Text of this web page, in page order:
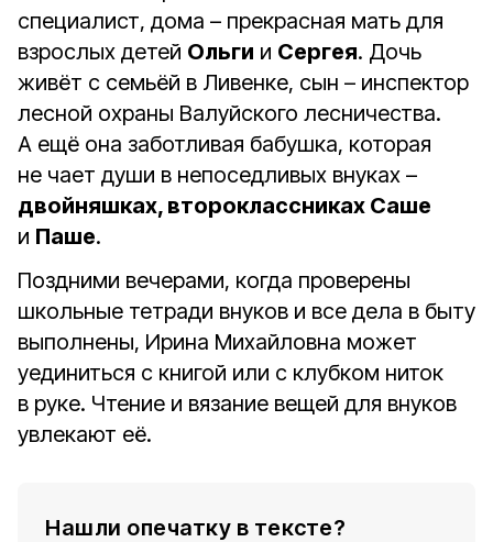
специалист, дома – прекрасная мать для
взрослых детей Ольги и Сергея. Дочь
живёт с семьёй в Ливенке, сын – инспектор
лесной охраны Валуйского лесничества.
А ещё она заботливая бабушка, которая
не чает души в непоседливых внуках –
двойняшках, второклассниках Саше
и Паше.
Поздними вечерами, когда проверены
школьные тетради внуков и все дела в быту
выполнены, Ирина Михайловна может
уединиться с книгой или с клубком ниток
в руке. Чтение и вязание вещей для внуков
увлекают её.
Нашли опечатку в тексте?